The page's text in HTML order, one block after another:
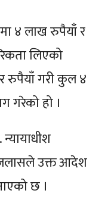
४ लाख रुपैयाँ र
लिएको
रुपैयाँ गरी कुल ४
गरेको हो ।
उक्त आदेश
छ ।